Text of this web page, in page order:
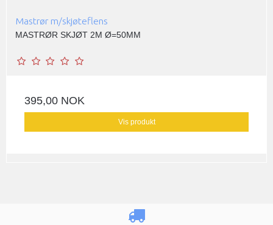
Mastrør m/skjøteflens
MASTRØR SKJØT 2M Ø=50MM
395,00 NOK
Vis produkt